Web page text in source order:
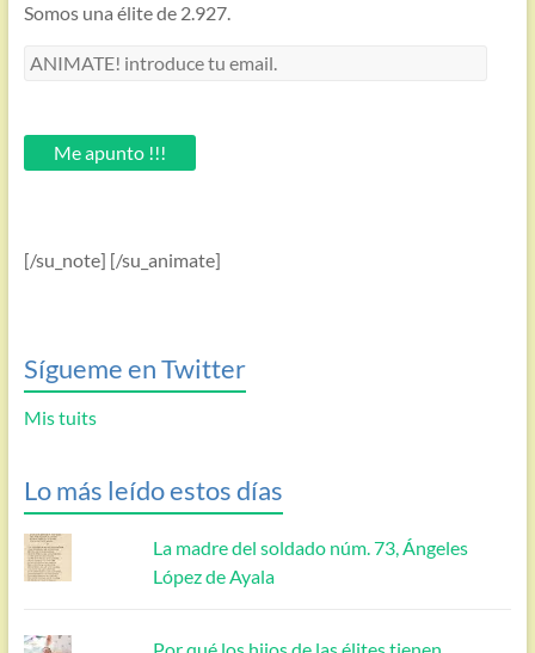
Somos una élite de 2.927.
ANIMATE!
email.Me apunto !!!
[/su_note] [/su_animate]
Sígueme en Twitter
Mis tuits
Lo más leído estos días
La madre del soldado núm. 73, Ángeles
López de Ayala